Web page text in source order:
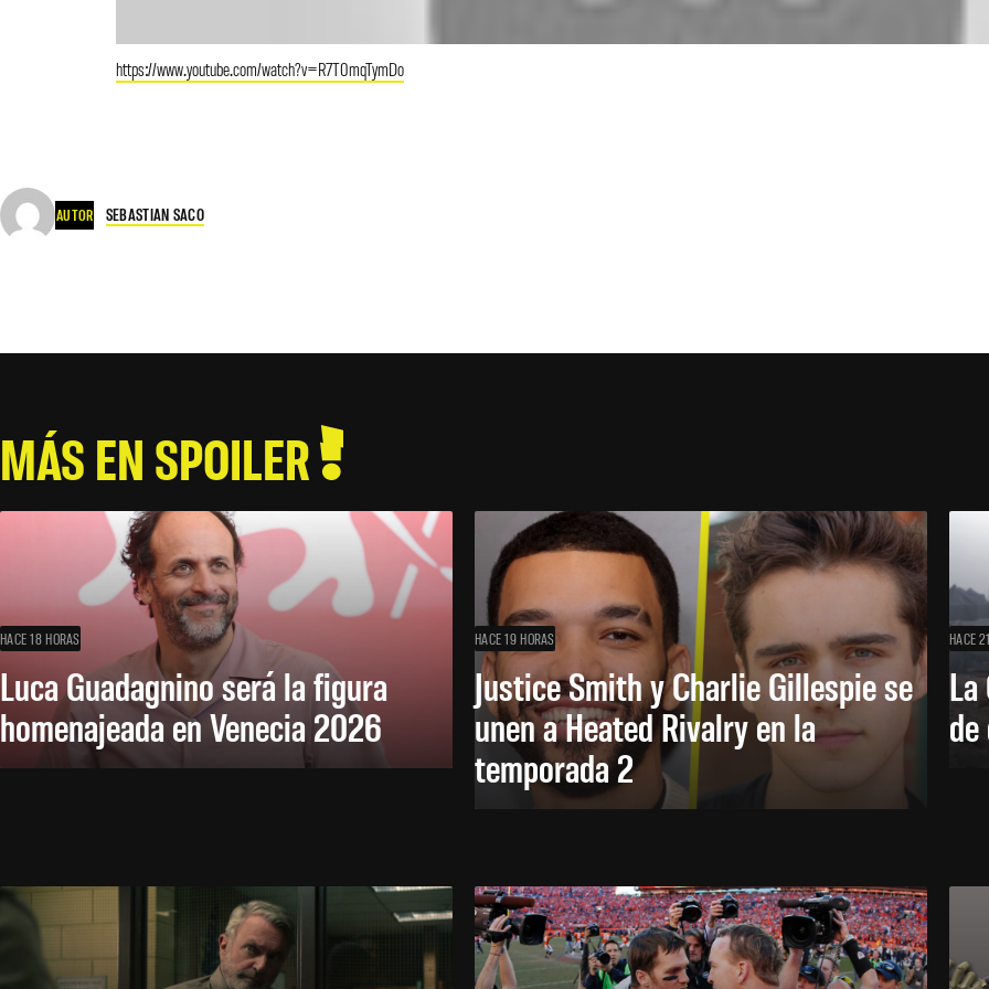
https://www.youtube.com/watch?v=R7T0mqTymDo
AUTOR SEBASTIAN SACO
MÁS EN SPOILER
HACE 18 HORAS
Luca Guadagnino será la figura
homenajeada en Venecia 2026
HACE 19 HORAS
Justice Smith y Charlie Gillespie se
unen a Heated Rivalry en la
temporada 2
HACE